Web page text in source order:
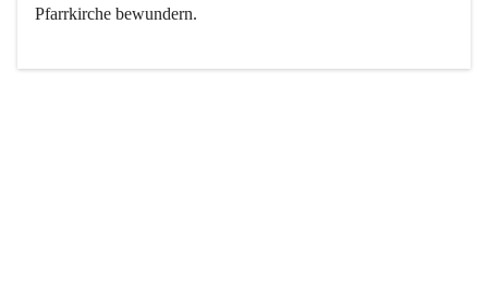
Pfarrkirche bewundern.
Der Weinbau dominert heute nicht mehr, ist aber integrativer